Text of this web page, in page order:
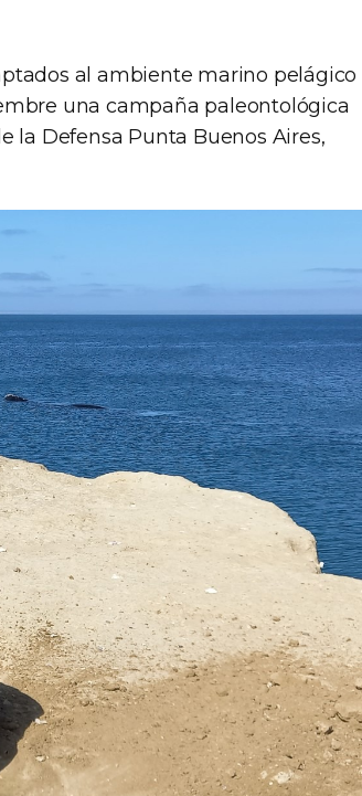
al ambiente marino pelágico
una campaña paleontológica
la Defensa Punta Buenos Aires,